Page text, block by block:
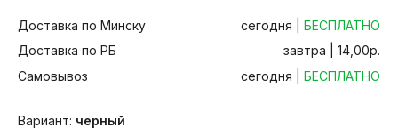
Доставка по Минску сегодня | БЕСПЛАТНО
Доставка по РБ
завтра | 14,00р.
Самовывоз
сегодня | БЕСПЛАТНО
Вариант: черный